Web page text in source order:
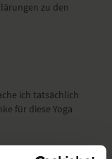
zu den
ich tatsächlich
für diese Yoga